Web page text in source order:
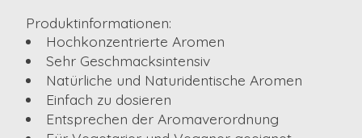
Produktinformationen:
Hochkonzentrierte Aromen
Sehr Geschmacksintensiv
Natürliche und Naturidentische Aromen
Einfach zu dosieren
Entsprechen der Aromaverordnung